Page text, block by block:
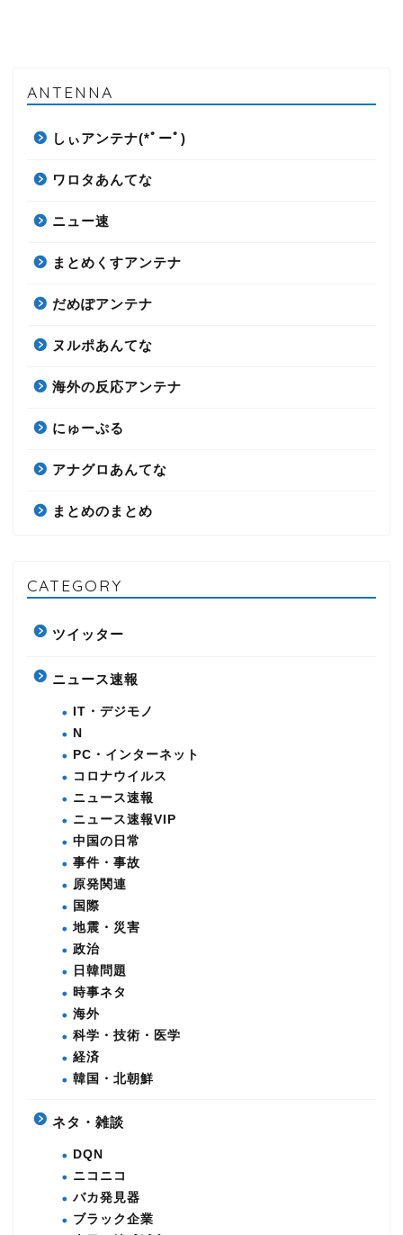
ANTENNA
しぃアンテナ(*ﾟーﾟ)
ワロタあんてな
ニュー速
まとめくすアンテナ
だめぽアンテナ
ヌルポあんてな
海外の反応アンテナ
にゅーぷる
アナグロあんてな
まとめのまとめ
CATEGORY
ツイッター
ニュース速報
IT・デジモノ
N
PC・インターネット
コロナウイルス
ニュース速報
ニュース速報VIP
中国の日常
事件・事故
原発関連
国際
地震・災害
政治
日韓問題
時事ネタ
海外
科学・技術・医学
経済
韓国・北朝鮮
ネタ・雑談
DQN
ニコニコ
バカ発見器
ブラック企業